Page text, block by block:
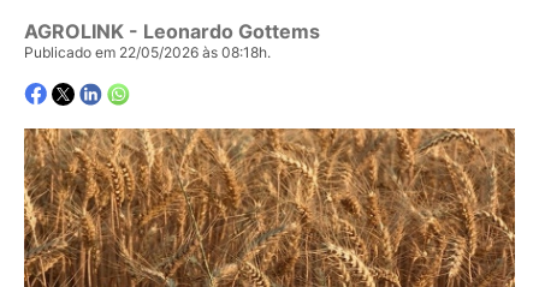
AGROLINK - Leonardo Gottems
Publicado em 22/05/2026 às 08:18h.